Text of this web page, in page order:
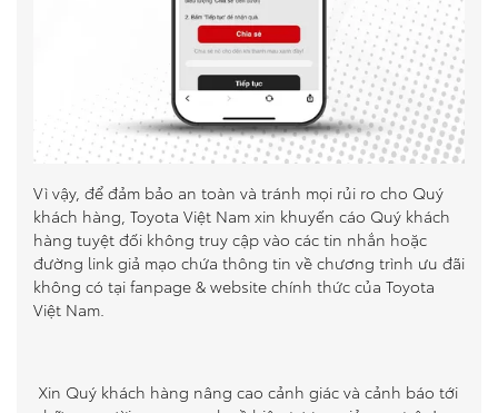
Vì vậy, để đảm bảo an toàn và tránh mọi rủi ro cho Quý
khách hàng, Toyota Việt Nam xin khuyến cáo Quý khách
hàng tuyệt đối không truy cập vào các tin nhắn hoặc
đường link giả mạo chứa thông tin về chương trình ưu đãi
không có tại fanpage & website chính thức của Toyota
Việt Nam.
Xin Quý khách hàng nâng cao cảnh giác và cảnh báo tới